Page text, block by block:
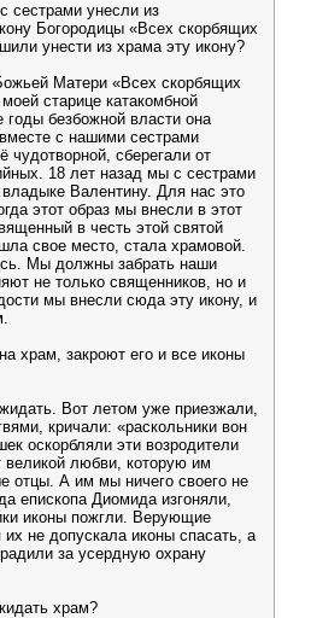
унесли из
Богородицы «Всех скорбящих
унести из храма эту икону?
Матери «Всех скорбящих
старице катакомбной
безбожной власти она
с нашими сестрами
чудотворной, сберегали от
18 лет назад мы с сестрами
Валентину. Для нас это
этот образ мы внесли в этот
в честь этой святой
свое место, стала храмовой.
Мы должны забрать наши
не только священников, но и
мы внесли сюда эту икону, и
храм, закроют его и все иконы
Вот летом уже приезжали,
кричали: «раскольники вон
оскорбляли эти возродители
великой любви, которую им
отцы. А им мы ничего своего не
епископа Диомида изгоняли,
иконы пожгли. Верующие
не допускала иконы спасать, а
за усердную охрану
храм?